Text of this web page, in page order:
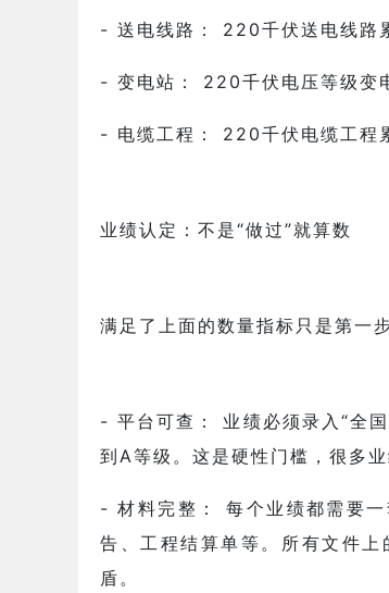
- 送电线路： 220千伏送电线路
- 变电站： 220千伏电压等级变
- 电缆工程： 220千伏电缆工程
业绩认定：不是“做过”就算数
满足了上面的数量指标只是第一
- 平台可查： 业绩必须录入“全
到A等级。这是硬性门槛，很多业
- 材料完整： 每个业绩都需要
告、工程结算单等。所有文件
盾。